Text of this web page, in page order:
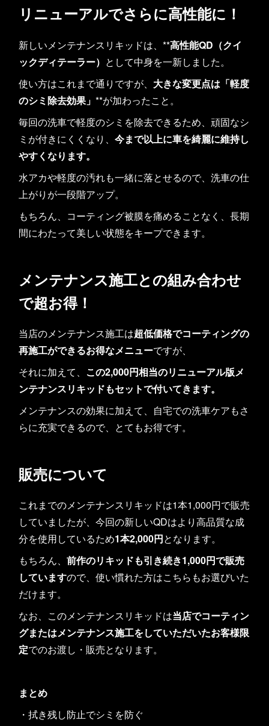
リニューアルでさらに高性能に！
新しいメンテナンスリキッドは、**高性能QD（クイ
ックディテーラー） として中身を一新しました。
使い方はこれまで通りですが、 大きな変更点は「軽度
のシミ除去効果」 **が加わったこと。
毎回の洗車で軽度のシミを除去できるため、頑固なシ
ミが付きにくくなり、 今まで以上に車を綺麗に維持し
やすくなります。
水アカや軽度の汚れも一緒に落とせるので、洗車の仕
上がりが一段階アップ。
もちろん、コーティング被膜を痛めることなく、長期
間にわたって美しい状態をキープできます。
メンテナンス施工との組み合わせ
で超お得！
当店のメンテナンス施工は超低価格でコーティングの
再施工ができるお得なメニューですが、
それに加えて、 この2,000円相当のリニューアル版メ
ンテナンスリキッドもセットで付いてきます。
メンテナンスの効果に加えて、自宅での洗車ケアもさ
らに充実できるので、とてもお得です。
販売について
これまでのメンテナンスリキッドは1本1,000円で販売
していましたが、今回の新しいQDはより高品質な成
分を使用しているため1本2,000円となります。
もちろん、 前作のリキッドも引き続き1,000円で販売
していますので、使い慣れた方はこちらもお選びいた
だけます。
なお、このメンテナンスリキッドは当店でコーティン
グまたはメンテナンス施工をしていただいたお客様限
定でのお渡し・販売となります。
まとめ
・拭き残し防止でシミを防ぐ